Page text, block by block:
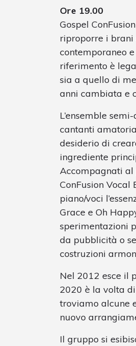
Ore 19.00
Gospel
riproporre i brani
contemporaneo
riferimento è
sia a quello di
anni cambiata e
L’ensemble
cantanti
desiderio di
ingrediente
Accompagnati
ConFusion
piano/voci
Grace e Oh
sperimentazioni
da pubblicità o
costruzioni
Nel 2012 esce il
2020 è la volta
troviamo alcune
nuovo
Il gruppo si